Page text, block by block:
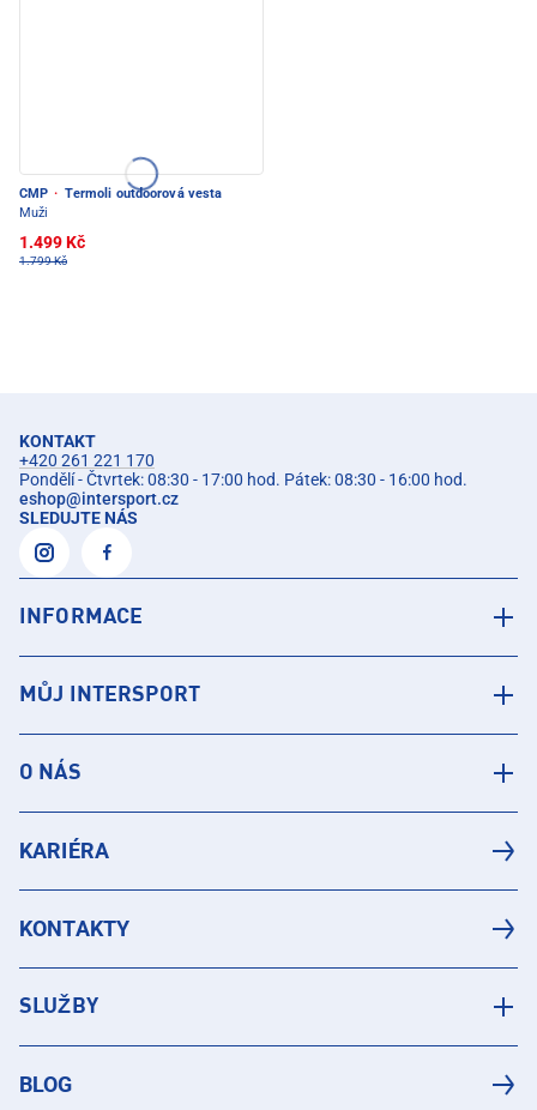
CMP · Termoli outdoorová vesta
Muži
1.499 Kč
1.799 Kč
KONTAKT
+420 261 221 170
Pondělí - Čtvrtek: 08:30 - 17:00 hod. Pátek: 08:30 - 16:00 hod.
eshop@intersport.cz
SLEDUJTE NÁS
INFORMACE
MŮJ INTERSPORT
O NÁS
KARIÉRA
KONTAKTY
SLUŽBY
BLOG